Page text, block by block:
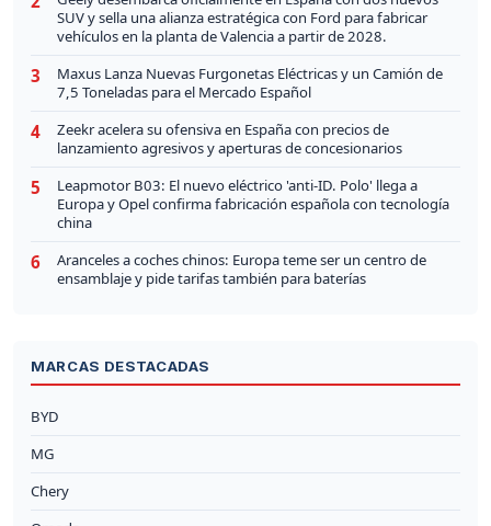
SUV y sella una alianza estratégica con Ford para fabricar
vehículos en la planta de Valencia a partir de 2028.
3
Maxus Lanza Nuevas Furgonetas Eléctricas y un Camión de
7,5 Toneladas para el Mercado Español
4
Zeekr acelera su ofensiva en España con precios de
lanzamiento agresivos y aperturas de concesionarios
5
Leapmotor B03: El nuevo eléctrico 'anti-ID. Polo' llega a
Europa y Opel confirma fabricación española con tecnología
china
6
Aranceles a coches chinos: Europa teme ser un centro de
ensamblaje y pide tarifas también para baterías
MARCAS DESTACADAS
BYD
MG
Chery